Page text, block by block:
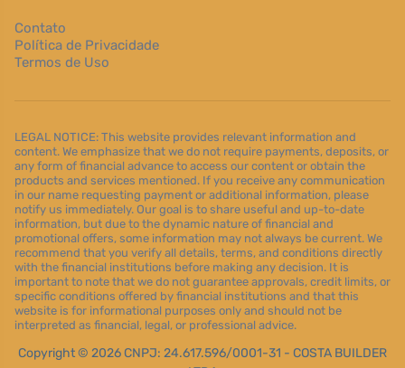
Contato
Política de Privacidade
Termos de Uso
LEGAL NOTICE: This website provides relevant information and
content. We emphasize that we do not require payments, deposits, or
any form of financial advance to access our content or obtain the
products and services mentioned. If you receive any communication
in our name requesting payment or additional information, please
notify us immediately. Our goal is to share useful and up-to-date
information, but due to the dynamic nature of financial and
promotional offers, some information may not always be current. We
recommend that you verify all details, terms, and conditions directly
with the financial institutions before making any decision. It is
important to note that we do not guarantee approvals, credit limits, or
specific conditions offered by financial institutions and that this
website is for informational purposes only and should not be
interpreted as financial, legal, or professional advice.
Copyright © 2026 CNPJ: 24.617.596/0001-31 - COSTA BUILDER